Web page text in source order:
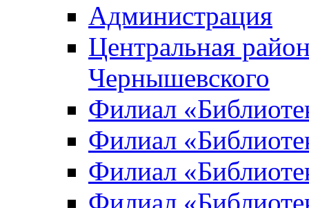
Администрация
Центральная
Чернышевского
Филиал
Филиал
Филиал
Филиал